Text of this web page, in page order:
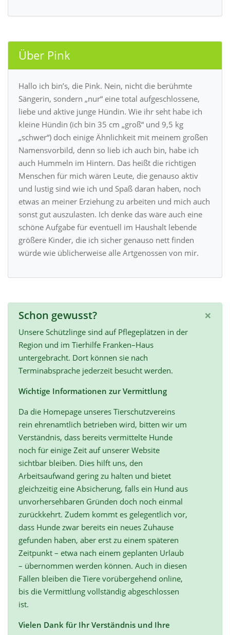
Über Pink
Hallo ich bin’s, die Pink. Nein, nicht die berühmte
Sängerin, sondern „nur“ eine total aufgeschlossene,
liebe und aktive junge Hündin. Wie ihr seht habe ich
kleine Hündin (ich bin 35 cm „groß“ und 9,5 kg
„schwer“) doch einige Ähnlichkeit mit meinem großen
Namensvorbild, denn so lieb ich auch bin, habe ich
auch Hummeln im Hintern. Das heißt die richtigen
Menschen für mich wären Leute, die genauso aktiv
und lustig sind wie ich und Spaß daran haben, noch
etwas an meiner Erziehung zu arbeiten und mich auch
sonst gut auszulasten. Ich denke das wäre auch eine
schöne Aufgabe für eventuell im Haushalt lebende
größere Kinder, die ich sicher genauso nett finden
würde wie üblicherweise alle Artgenossen von mir.
×
Schon gewusst?
Unsere Schützlinge sind auf Pflegeplätzen in der
Region und im Tierhilfe Franken–Haus
untergebracht. Dort können sie nach
Terminabsprache jederzeit besucht werden.
Wichtige Informationen zur Vermittlung
Da die Homepage unseres Tierschutzvereins
rein ehrenamtlich betrieben wird, bitten wir um
Verständnis, dass bereits vermittelte Hunde
noch für einige Zeit auf unserer Website
sichtbar bleiben. Dies hilft uns, den
Arbeitsaufwand gering zu halten und bietet
gleichzeitig eine Absicherung, falls ein Hund aus
unvorhersehbaren Gründen doch noch einmal
zurückkehrt. Zudem kommt es gelegentlich vor,
dass Hunde zwar bereits ein neues Zuhause
gefunden haben, aber erst zu einem späteren
Zeitpunkt – etwa nach einem geplanten Urlaub
– übernommen werden können. Auch in diesen
Fällen bleiben die Tiere vorübergehend online,
bis die Vermittlung vollständig abgeschlossen
ist.
Vielen Dank für Ihr Verständnis und Ihre